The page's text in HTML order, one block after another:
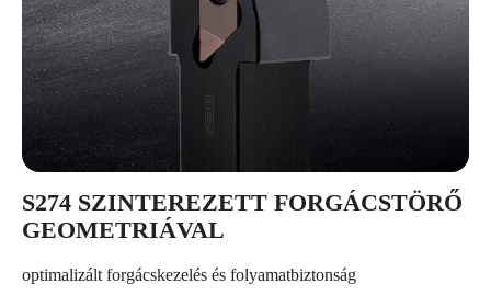
S274 SZINTEREZETT FORGÁCSTÖRŐ
GEOMETRIÁVAL
optimalizált forgácskezelés és folyamatbiztonság